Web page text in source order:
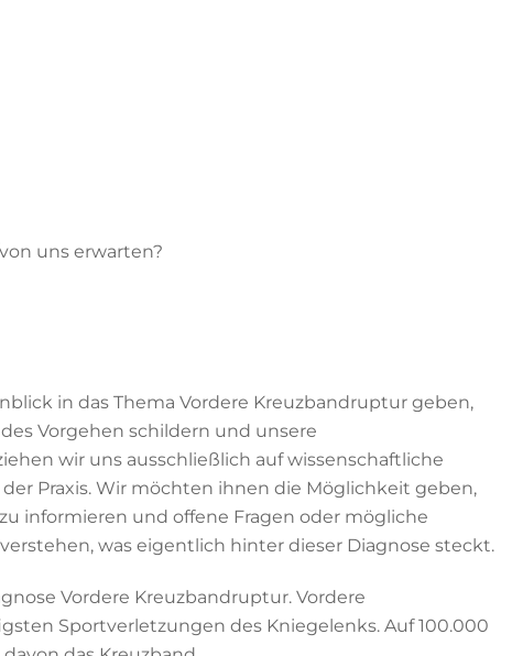
uns erwarten?
in das Thema Vordere Kreuzbandruptur geben,
Vorgehen schildern und unsere
wir uns ausschließlich auf wissenschaftliche
Praxis. Wir möchten ihnen die Möglichkeit geben,
informieren und offene Fragen oder mögliche
was eigentlich hinter dieser Diagnose steckt.
Vordere Kreuzbandruptur. Vordere
Sportverletzungen des Kniegelenks. Auf 100.000